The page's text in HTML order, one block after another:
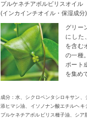
プルケネチアボルビリスオイル
(インカインチオイル・保湿成分)
グリー
にした
を含む
の一種
ポート
を集め
成分：水、シクロペンタシロキサン
添ヒマシ油、イソノナン酸エチルヘキ
プルケネチアボルビリス種子油、シ